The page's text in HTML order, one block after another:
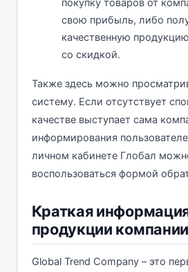
свою прибыль, либо
качественную
со скидкой.
Также здесь можно
систему. Если отсутствует
качестве выступает сама
информирования
личном кабинете Глобал
воспользоваться формой
Краткая
продукции компании
Global Trend Company – это